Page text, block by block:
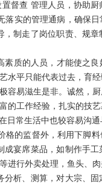
督查 管理人员，协助
落实的管理通病，确保
制走了岗位职责、规
质的人员，才能使之良
水平只能代表过去，育
容易滋生是非。诚然，
的工作经验，扎实的技
日常生活中也较容易沟通
的监督外，利用下脚料
宴席菜品，如制作手
进行外卖处理，鱼头、
析、测算，对大宗、